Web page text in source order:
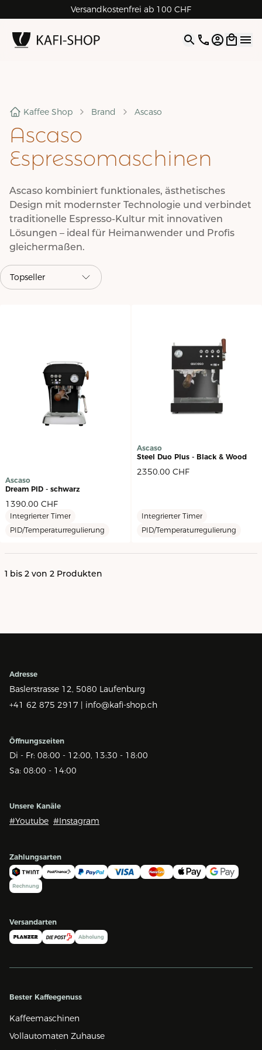
Versandkostenfrei ab 100 CHF
4.9| 5.0 Google
Open
Kaffee Shop Brand Ascaso
Ascaso
Espressomaschinen
Ascaso kombiniert funktionales, ästhetisches
Design mit modernster Technologie und verbindet
traditionelle Espresso-Kultur mit innovativen
Lösungen – ideal für Heimanwender und Profis
gleichermaßen.
Ascaso
Dream PID - schwarz
1390.00 CHF
Integrierter Timer
PID/Temperaturregulierung
Ascaso
Steel Duo Plus - Black & Wood
2350.00 CHF
Integrierter Timer
PID/Temperaturregulierung
1 bis 2 von 2 Produkten
Adresse
Baslerstrasse 12, 5080 Laufenburg
+41 62 875 2917 | info@kafi-shop.ch
Öffnungszeiten
Di - Fr: 08:00 - 12:00, 13:30 - 18:00
Sa: 08:00 - 14:00
Unsere Kanäle
#Youtube #Instagram
Zahlungsarten
Versandarten
Bester Kaffeegenuss
Kaffeemaschinen
Vollautomaten Zuhause